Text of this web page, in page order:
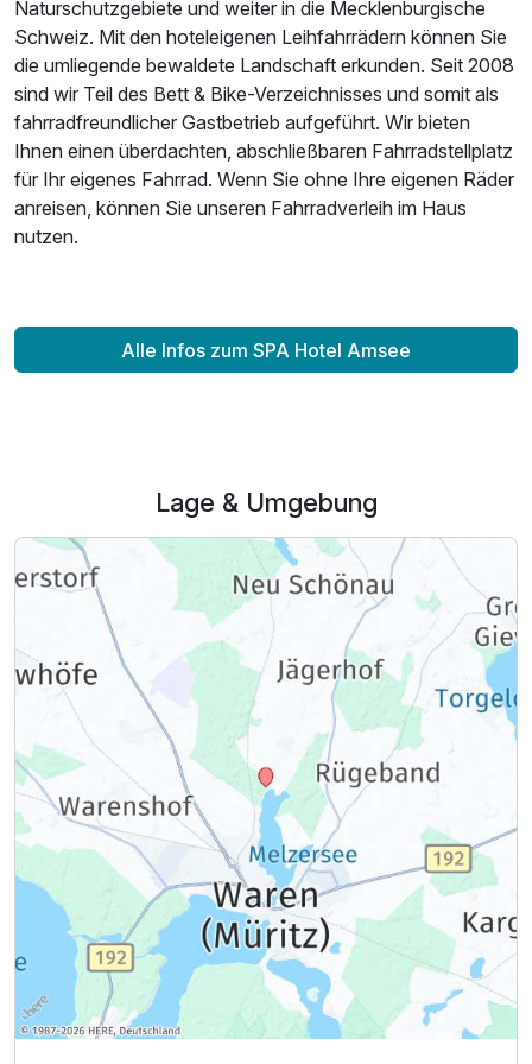
Wimpernwelle inkl. färben 59,00 €
pro Stück (45 Minuten)
Für 6 Tage p.P. ab879,00 €
Einzelzimmer Superior
1 Erwachsenen
Ausstattung
Für 6 Tage p.P. ab1.309,00 €
Naturschutzgebiete und weiter in die Mecklenburgische
Schweiz. Mit den hoteleigenen Leihfahrrädern können Sie
die umliegende bewaldete Landschaft erkunden. Seit 2008
sind wir Teil des Bett & Bike-Verzeichnisses und somit als
fahrradfreundlicher Gastbetrieb aufgeführt. Wir bieten
Ihnen einen überdachten, abschließbaren Fahrradstellplatz
für Ihr eigenes Fahrrad. Wenn Sie ohne Ihre eigenen Räder
anreisen, können Sie unseren Fahrradverleih im Haus
nutzen.
Alle Infos zum SPA Hotel Amsee
Lage & Umgebung